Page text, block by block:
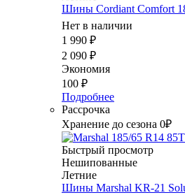
Шины Cordiant Comfort
Нет в наличии
1 990 ₽
2 090 ₽
Экономия
100 ₽
Подробнее
Рассрочка
Хранение до сезона 0₽
Быстрый просмотр
Нешипованные
Летние
Шины Marshal KR-21